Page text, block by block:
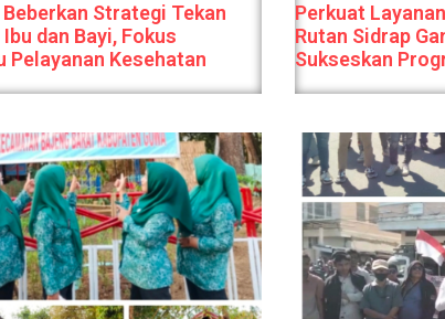
Strategi Tekan
dan Bayi, Fokus
Pelayanan Kesehatan
Perkuat
Rutan Sidrap
Sukseskan